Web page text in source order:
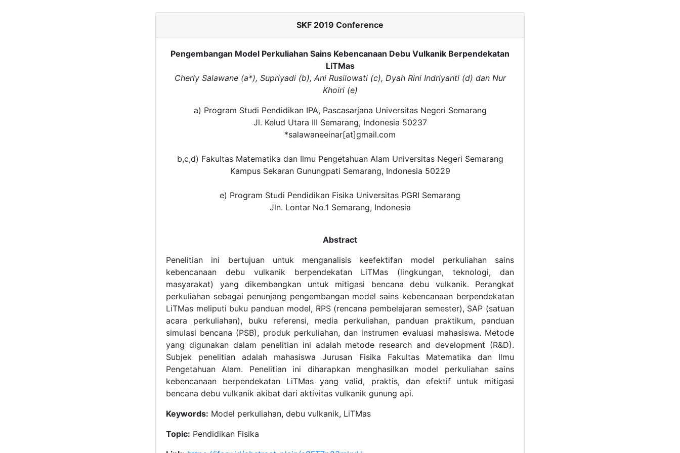
SKF 2019 Conference
Pengembangan Model Perkuliahan Sains Kebencanaan Debu Vulkanik Berpendekatan
LiTMas
Cherly Salawane (a*), Supriyadi (b), Ani Rusilowati (c), Dyah Rini Indriyanti (d) dan Nur
Khoiri (e)
a) Program Studi Pendidikan IPA, Pascasarjana Universitas Negeri Semarang
Jl. Kelud Utara III Semarang, Indonesia 50237
*salawaneeinar[at]gmail.com
b,c,d) Fakultas Matematika dan Ilmu Pengetahuan Alam Universitas Negeri Semarang
Kampus Sekaran Gunungpati Semarang, Indonesia 50229
e) Program Studi Pendidikan Fisika Universitas PGRI Semarang
Jln. Lontar No.1 Semarang, Indonesia
Abstract
Penelitian ini bertujuan untuk menganalisis keefektifan model perkuliahan sains
kebencanaan debu vulkanik berpendekatan LiTMas (lingkungan, teknologi, dan
masyarakat) yang dikembangkan untuk mitigasi bencana debu vulkanik. Perangkat
perkuliahan sebagai penunjang pengembangan model sains kebencanaan berpendekatan
LiTMas meliputi buku panduan model, RPS (rencana pembelajaran semester), SAP (satuan
acara perkuliahan), buku referensi, media perkuliahan, panduan praktikum, panduan
simulasi bencana (PSB), produk perkuliahan, dan instrumen evaluasi mahasiswa. Metode
yang digunakan dalam penelitian ini adalah metode research and development (R&D).
Subjek penelitian adalah mahasiswa Jurusan Fisika Fakultas Matematika dan Ilmu
Pengetahuan Alam. Penelitian ini diharapkan menghasilkan model perkuliahan sains
kebencanaan berpendekatan LiTMas yang valid, praktis, dan efektif untuk mitigasi
bencana debu vulkanik akibat dari aktivitas vulkanik gunung api.
Keywords: Model perkuliahan, debu vulkanik, LiTMas
Topic: Pendidikan Fisika